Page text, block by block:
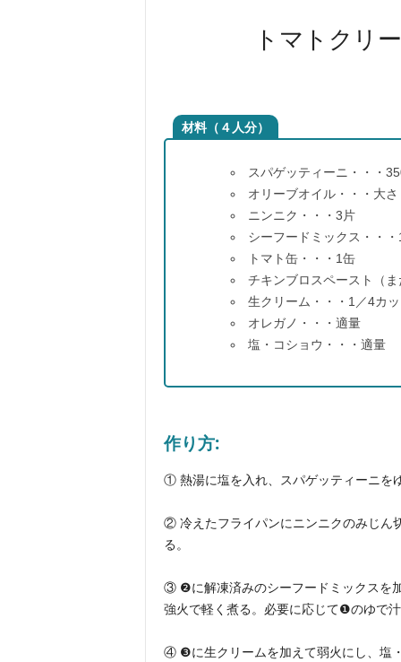
トマトクリ
材料（４人分）
スパゲッティーニ・・・
オリーブオイル・・・大さ
ニンニク・・・3片
シーフードミックス・・
トマト缶・・・1缶
チキンブロスペースト（
生クリーム・・・1／4カ
オレガノ・・・適量
塩・コショウ・・・適量
作り方:
①熱湯に塩を入れ、スパゲッティーニを
② 冷えたフライパンにニンニクのみじん
る。
③ ❷に解凍済みのシーフードミックスを
強火で軽く煮る。必要に応じて❶のゆで
④ ❸に生クリームを加えて弱火にし、塩